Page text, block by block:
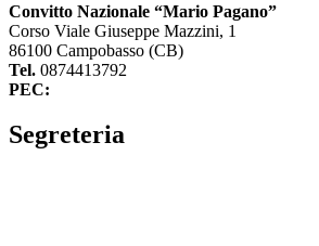
Convitto Nazionale “Mario Pagano”
Corso Viale Giuseppe Mazzini, 1
86100 Campobasso (CB)
Tel. 0874413792
PEC:
Segreteria